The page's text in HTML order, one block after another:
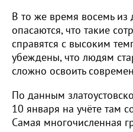
В то же время восемь из
опасаются, что такие
справятся с высоким
убеждены, что людям
сложно освоить
По данным
10 января на учёте там
Самая многочисленная